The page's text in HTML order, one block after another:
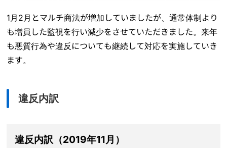
1月2月とマルチ商法が増加していましたが、通常体制より
も増員した監視を行い減少をさせていただきました。来年
も悪質行為や違反についても継続して対応を実施していき
ます。
違反内訳
違反内訳（2019年11月）